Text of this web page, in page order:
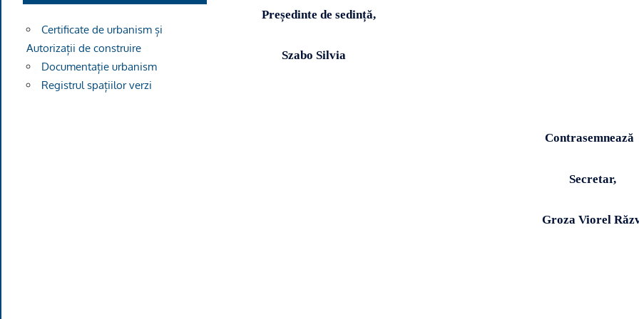
Președinte de sedință,
Szabo Silvia
Contrasemnează
Secretar,
Groza Viorel
Certificate de urbanism și
Autorizații de construire
Documentație urbanism
Registrul spațiilor verzi